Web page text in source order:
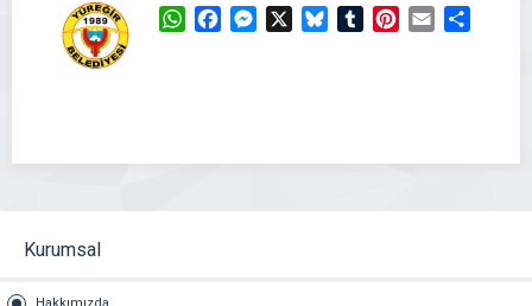
WhatsAppFacebookMessengerBlueskyTumblrPinterest
Email
Kurumsal